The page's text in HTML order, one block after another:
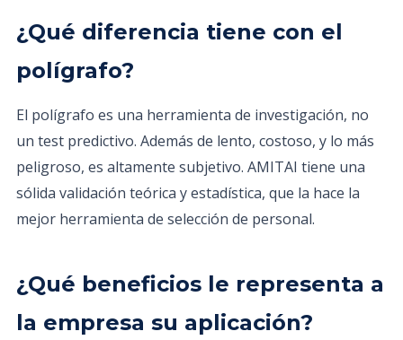
¿Qué diferencia tiene con el
polígrafo?
El polígrafo es una herramienta de investigación, no
un test predictivo. Además de lento, costoso, y lo más
peligroso, es altamente subjetivo. AMITAI tiene una
sólida validación teórica y estadística, que la hace la
mejor herramienta de selección de personal.
¿Qué beneficios le representa a
la empresa su aplicación?